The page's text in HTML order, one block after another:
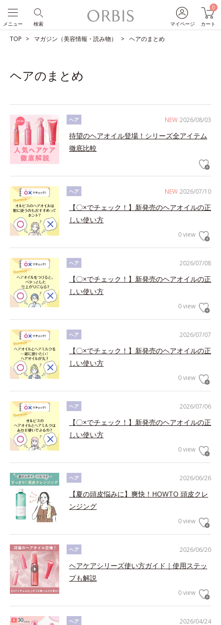
マイページ
0
カート
検索
メニュー
TOP マガジン（美容情報・読み物） ヘアのまとめ
ヘアのまとめ
NEW 2026/08/03
ヘア
待望のヘアオイル登場！シリーズ全アイテム
徹底比較
NEW 2026/07/10
ヘア
【〇×でチェック！】新発売のヘアオイルの正
しい使い方
0 view
2026/07/08
ヘア
【〇×でチェック！】新発売のヘアオイルの正
しい使い方
0 view
2026/07/07
ヘア
【〇×でチェック！】新発売のヘアオイルの正
しい使い方
0 view
2026/07/06
ヘア
【〇×でチェック！】新発売のヘアオイルの正
しい使い方
0 view
2026/06/26
ヘア
【夏の頭皮悩みに】爽快！HOWTO 頭皮クレ
ンジング
0 view
2026/06/20
ヘア
ヘアケアシリーズ使い方ガイド｜使用ステッ
プも解説
0 view
2026/04/24
ヘア